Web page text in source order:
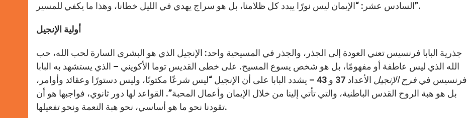
السادس عشر: “الإيمان ليس نورًا يبدد كل ظلامنا، بل هو سراج يهدي في الليل خطانا، وهذا ما يكفي للمسير”.
أولية الإنجيل
جذرية البابا فرنسيس تعني العودة إلى الجذر، والجذر في المسيحية واحد: الإنجيل الذي هو البشرى السارة لحب الله، حب
الله الذي ليس عاطفة أو مفهومًا، بل هو شخص يسوع المسيح. على خطى القديس توما الأكويني – الذي يستشهد به البابا
فرنسيس في فرح الإنجيل
الأعداد 37 و 43 – يشدد البابا على أن الإنجيل “ليس شرعًا مكتوبًا، وليس دستورًا وعقائد وأوامر،
بل هو هبة الروح القدس الباطنية، والتي تأتي إلينا من خلال الإيمان وأعمال المحبة”. القواعد لها دور ثانوي، فواجبها هو أن
تقودنا نحو ما هو أساسي، نحو هبة النعمة ونحو تفعيلها.